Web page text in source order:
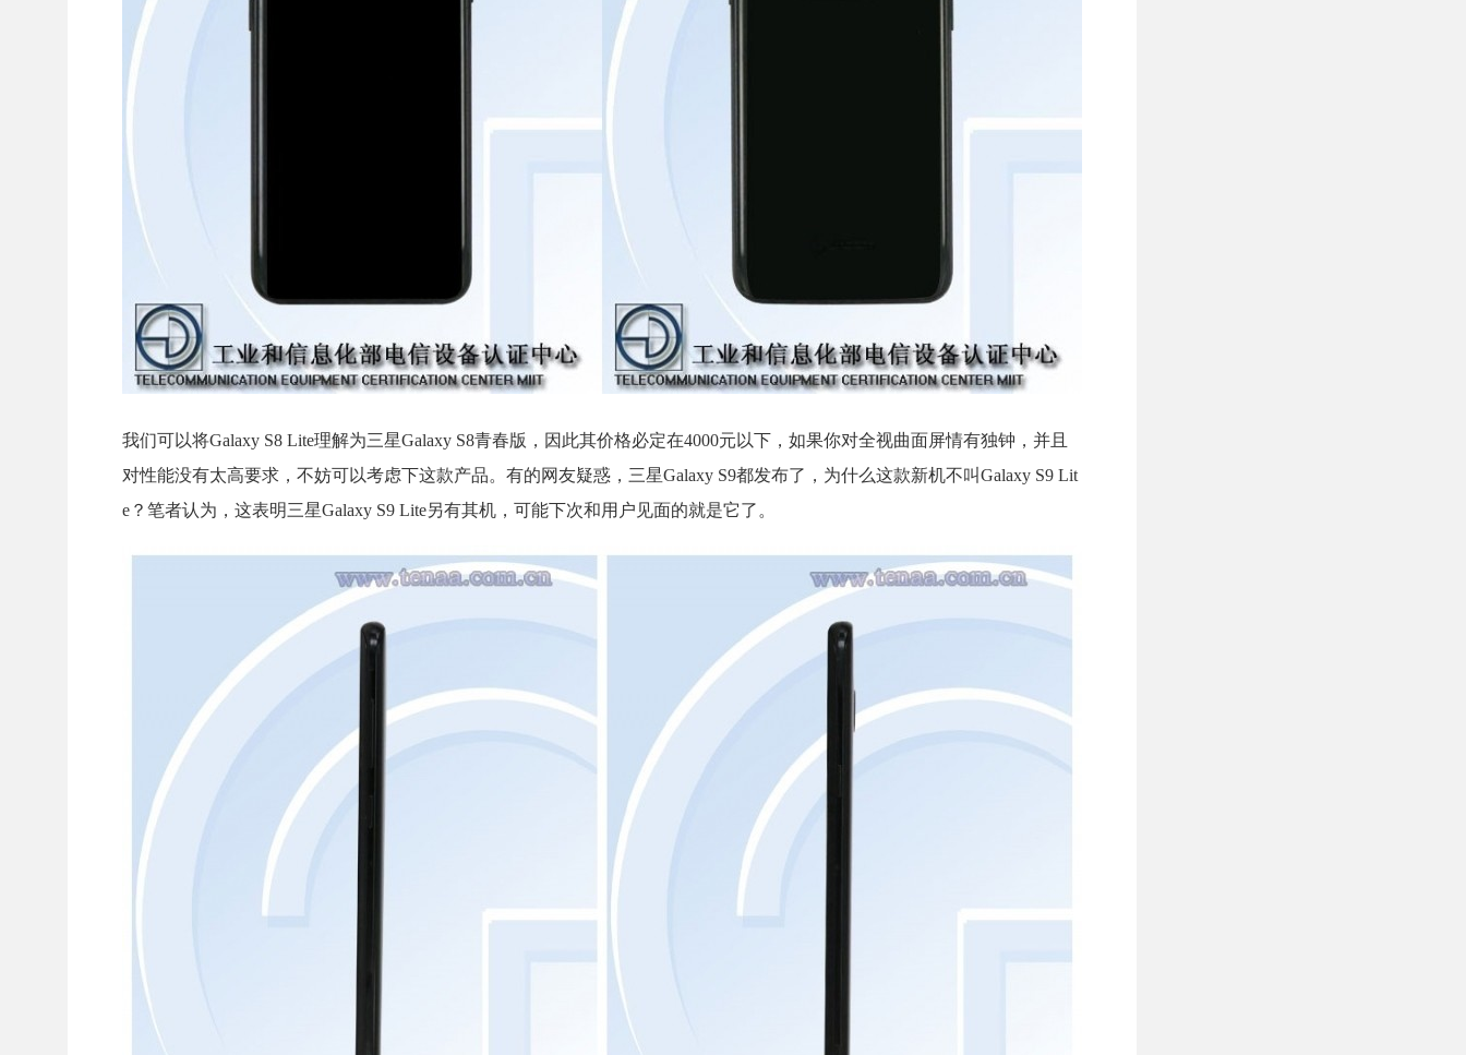
我们可以将Galaxy S8 Lite理解为三星Galaxy S8青春版，因此其价格必定在4000元以下，如果你对全视曲面屏情有独钟，并且
对性能没有太高要求，不妨可以考虑下这款产品。有的网友疑惑，三星Galaxy S9都发布了，为什么这款新机不叫Galaxy S9 Lit
e？笔者认为，这表明三星Galaxy S9 Lite另有其机，可能下次和用户见面的就是它了。